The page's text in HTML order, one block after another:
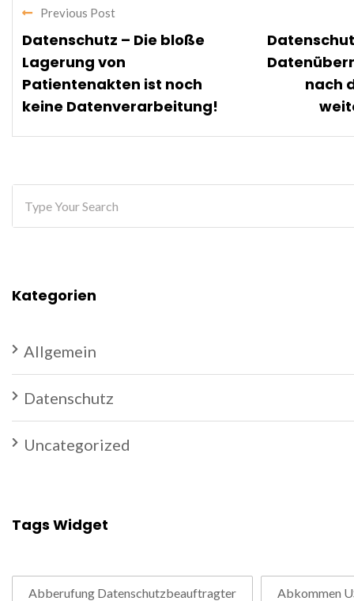
Previous Post
Datenschutz – Die bloße
Lagerung von
Patientenakten ist noch
keine Datenverarbeitung!
nach
Kategorien
Allgemein
Datenschutz
Uncategorized
Tags Widget
Abberufung Datenschutzbeauftragter Abkommen